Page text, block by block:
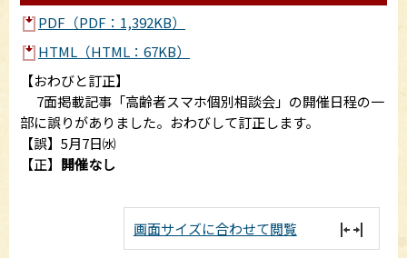
PDF（PDF：1,392KB）
HTML（HTML：67KB）
【おわびと訂正】
7面掲載記事「高齢者スマホ個別相談会」の開催日程の一
部に誤りがありました。おわびして訂正します。
【誤】5月7日㈬
【正】 開催なし
画面サイズに合わせて閲覧